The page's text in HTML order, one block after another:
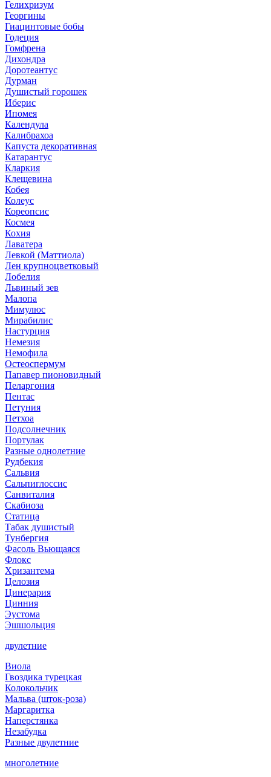
Гелихризум
Георгины
Гиацинтовые бобы
Годеция
Гомфрена
Дихондра
Доротеантус
Дурман
Душистый горошек
Иберис
Ипомея
Календула
Калибрахоа
Капуста декоративная
Катарантус
Кларкия
Клещевина
Кобея
Колеус
Кореопсис
Космея
Кохия
Лаватера
Левкой (Маттиола)
Лен крупноцветковый
Лобелия
Львиный зев
Малопа
Мимулюс
Мирабилис
Настурция
Немезия
Немофила
Остеоспермум
Папавер пионовидный
Пеларгония
Пентас
Петуния
Петхоа
Подсолнечник
Портулак
Разные однолетние
Рудбекия
Сальвия
Сальпиглоссис
Санвиталия
Скабиоза
Статица
Табак душистый
Тунбергия
Фасоль Вьющаяся
Флокс
Хризантема
Целозия
Цинерария
Цинния
Эустома
Эшшольция
двулетние
Виола
Гвоздика турецкая
Колокольчик
Мальва (шток-роза)
Маргаритка
Наперстянка
Незабудка
Разные двулетние
многолетние